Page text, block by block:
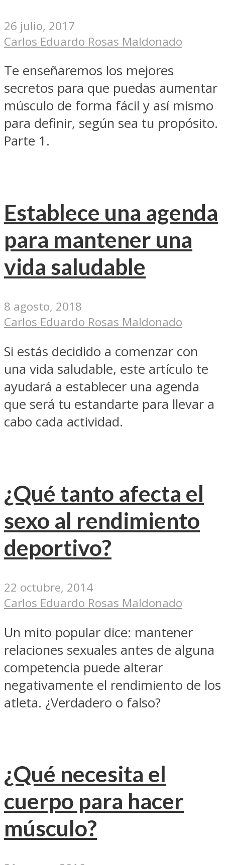
26 julio, 2017
Carlos Eduardo Rosas Maldonado
Te enseñaremos los mejores
secretos para que puedas aumentar
músculo de forma fácil y así mismo
para definir, según sea tu propósito.
Parte 1.
Establece una agenda
para mantener una
vida saludable
8 agosto, 2018
Carlos Eduardo Rosas Maldonado
Si estás decidido a comenzar con
una vida saludable, este artículo te
ayudará a establecer una agenda
que será tu estandarte para llevar a
cabo cada actividad.
¿Qué tanto afecta el
sexo al rendimiento
deportivo?
22 octubre, 2014
Carlos Eduardo Rosas Maldonado
Un mito popular dice: mantener
relaciones sexuales antes de alguna
competencia puede alterar
negativamente el rendimiento de los
atleta. ¿Verdadero o falso?
¿Qué necesita el
cuerpo para hacer
músculo?